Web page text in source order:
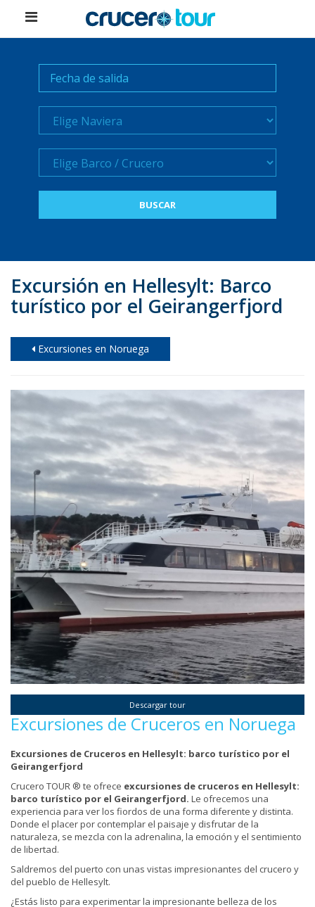
Naviera
Crucero
Excursión en Hellesylt: Barco
turístico por el Geirangerfjord
Excursiones en Noruega
Descargar tour
Excursiones de Cruceros en Noruega
Excursiones de Cruceros en Hellesylt: barco turístico por el
Geirangerfjord
Crucero TOUR ® te ofrece excursiones de cruceros en Hellesylt:
barco turístico por el Geirangerfjord. Le ofrecemos una
experiencia para ver los fiordos de una forma diferente y distinta.
Donde el placer por contemplar el paisaje y disfrutar de la
naturaleza, se mezcla con la adrenalina, la emoción y el sentimiento
de libertad.
Saldremos del puerto con unas vistas impresionantes del crucero y
del pueblo de Hellesylt.
¿Estás listo para experimentar la impresionante belleza de los